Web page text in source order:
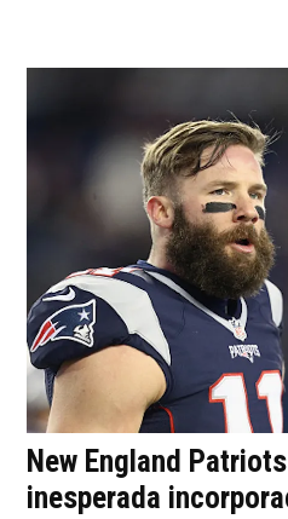
New England
inesperada